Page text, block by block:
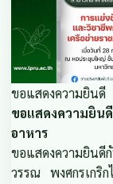
ขอแสดงความยินดี
ขอแสดงความยิน
อาหาร
ขอแสดงความยินดี
วรรณ พงศกรเกริ